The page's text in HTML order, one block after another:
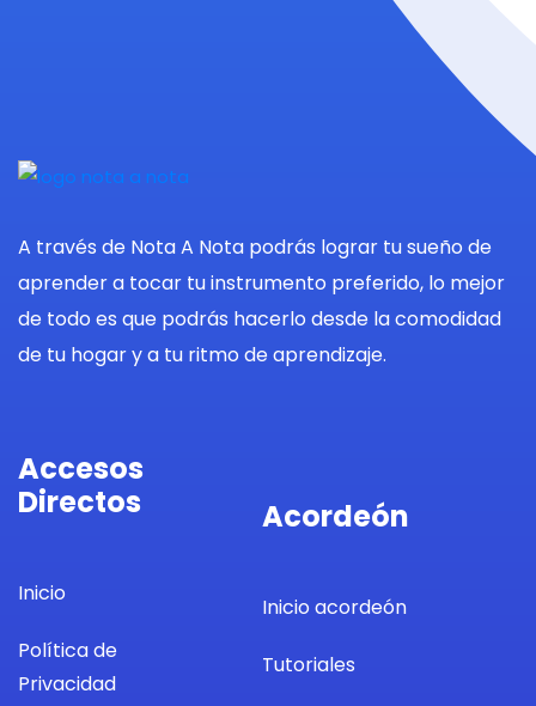
A través de Nota A Nota podrás lograr tu sueño de
aprender a tocar tu instrumento preferido, lo mejor
de todo es que podrás hacerlo desde la comodidad
de tu hogar y a tu ritmo de aprendizaje.
Accesos
Directos
Inicio
Política de
Privacidad
Acordeón
Inicio acordeón
Tutoriales